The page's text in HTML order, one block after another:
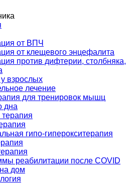
от ВПЧ
от клещевого энцефалита
против дифтерии, столбняка,
взрослых
лечение
для тренировок мышц
дна
терапия
гипо-гиперокситерапия
реабилитации после СOVID
дом